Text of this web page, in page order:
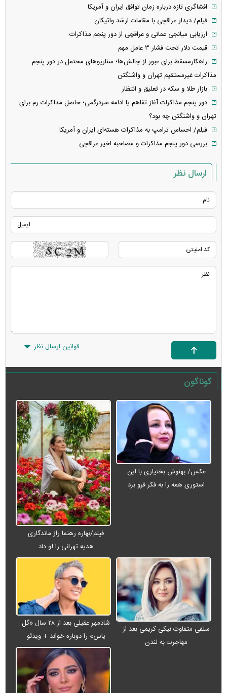
افشاگری تازه درباره زمان توافق ایران و آمریکا
فیلم/ دیدار عراقچی با مقامات ارشد واتیکان
ارزیابی میانجی عمانی و عراقچی از دور پنجم مذاکرات
قیمت دلار تحت فشار ۳ عامل مهم
راهکارمسقط برای عبور از چالش‌ها؛ سناریو‌های محتمل در دور پنجم
مذاکرات غیرمستقیم تهران و واشنگتن
بازار طلا و سکه در تعلیق و انتظار
دور پنجم مذاکرات آغاز تفاهم یا ادامه سردرگمی؛ حاصل مذاکرات رم برای
تهران و واشنگتن چه بود؟
فیلم/ احساس ترامپ به مذاکرات هسته‌ای ایران و آمریکا
بررسی دور پنجم مذاکرات و مصاحبه اخیر عراقچی
ارسال نظر
قوانین ارسال نظر
گوناگون
عکس/ بهنوش بختیاری با این
استوری همه را به فکر فرو برد
فیلم/بهاره رهنما راز ماندگاری
هدیه تهرانی را لو داد
سلفی متفاوت نیکی کریمی بعد از
مهاجرت به لندن
شادمهر عقیلی بعد از ۲۸ سال «گل
یاس» را دوباره خواند + ویدئو